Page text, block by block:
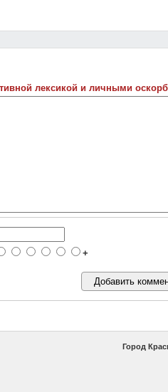
лексикой и личными
+
Город